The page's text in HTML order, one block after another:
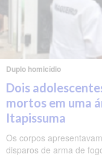
Duplo homicídio
Dois
mortos em uma
Itapissuma
Os corpos
disparos de arma de